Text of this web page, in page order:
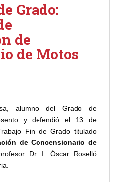
Grado:
de
de Motos
alumno del Grado de
y defendió el 13 de
Fin de Grado titulado
de Concensionario de
Dr.I.I. Óscar Roselló